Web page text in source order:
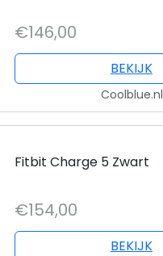
€146,00
BEKIJK
Coolblue.nl
Fitbit Charge 5 Zwart
€154,00
BEKIJK